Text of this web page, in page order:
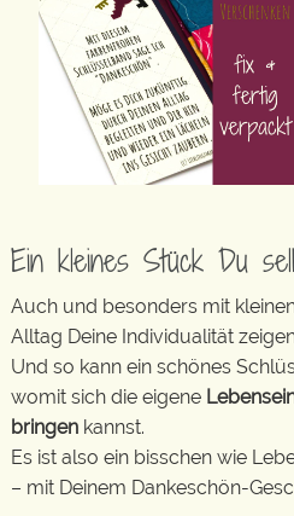
Ein kleines Stück Du
Auch und besonders mit
Alltag Deine Individualität
Und so kann ein schönes
womit sich die eigene
bringen kannst.
Es ist also ein bisschen wie
– mit Deinem Dankeschön-